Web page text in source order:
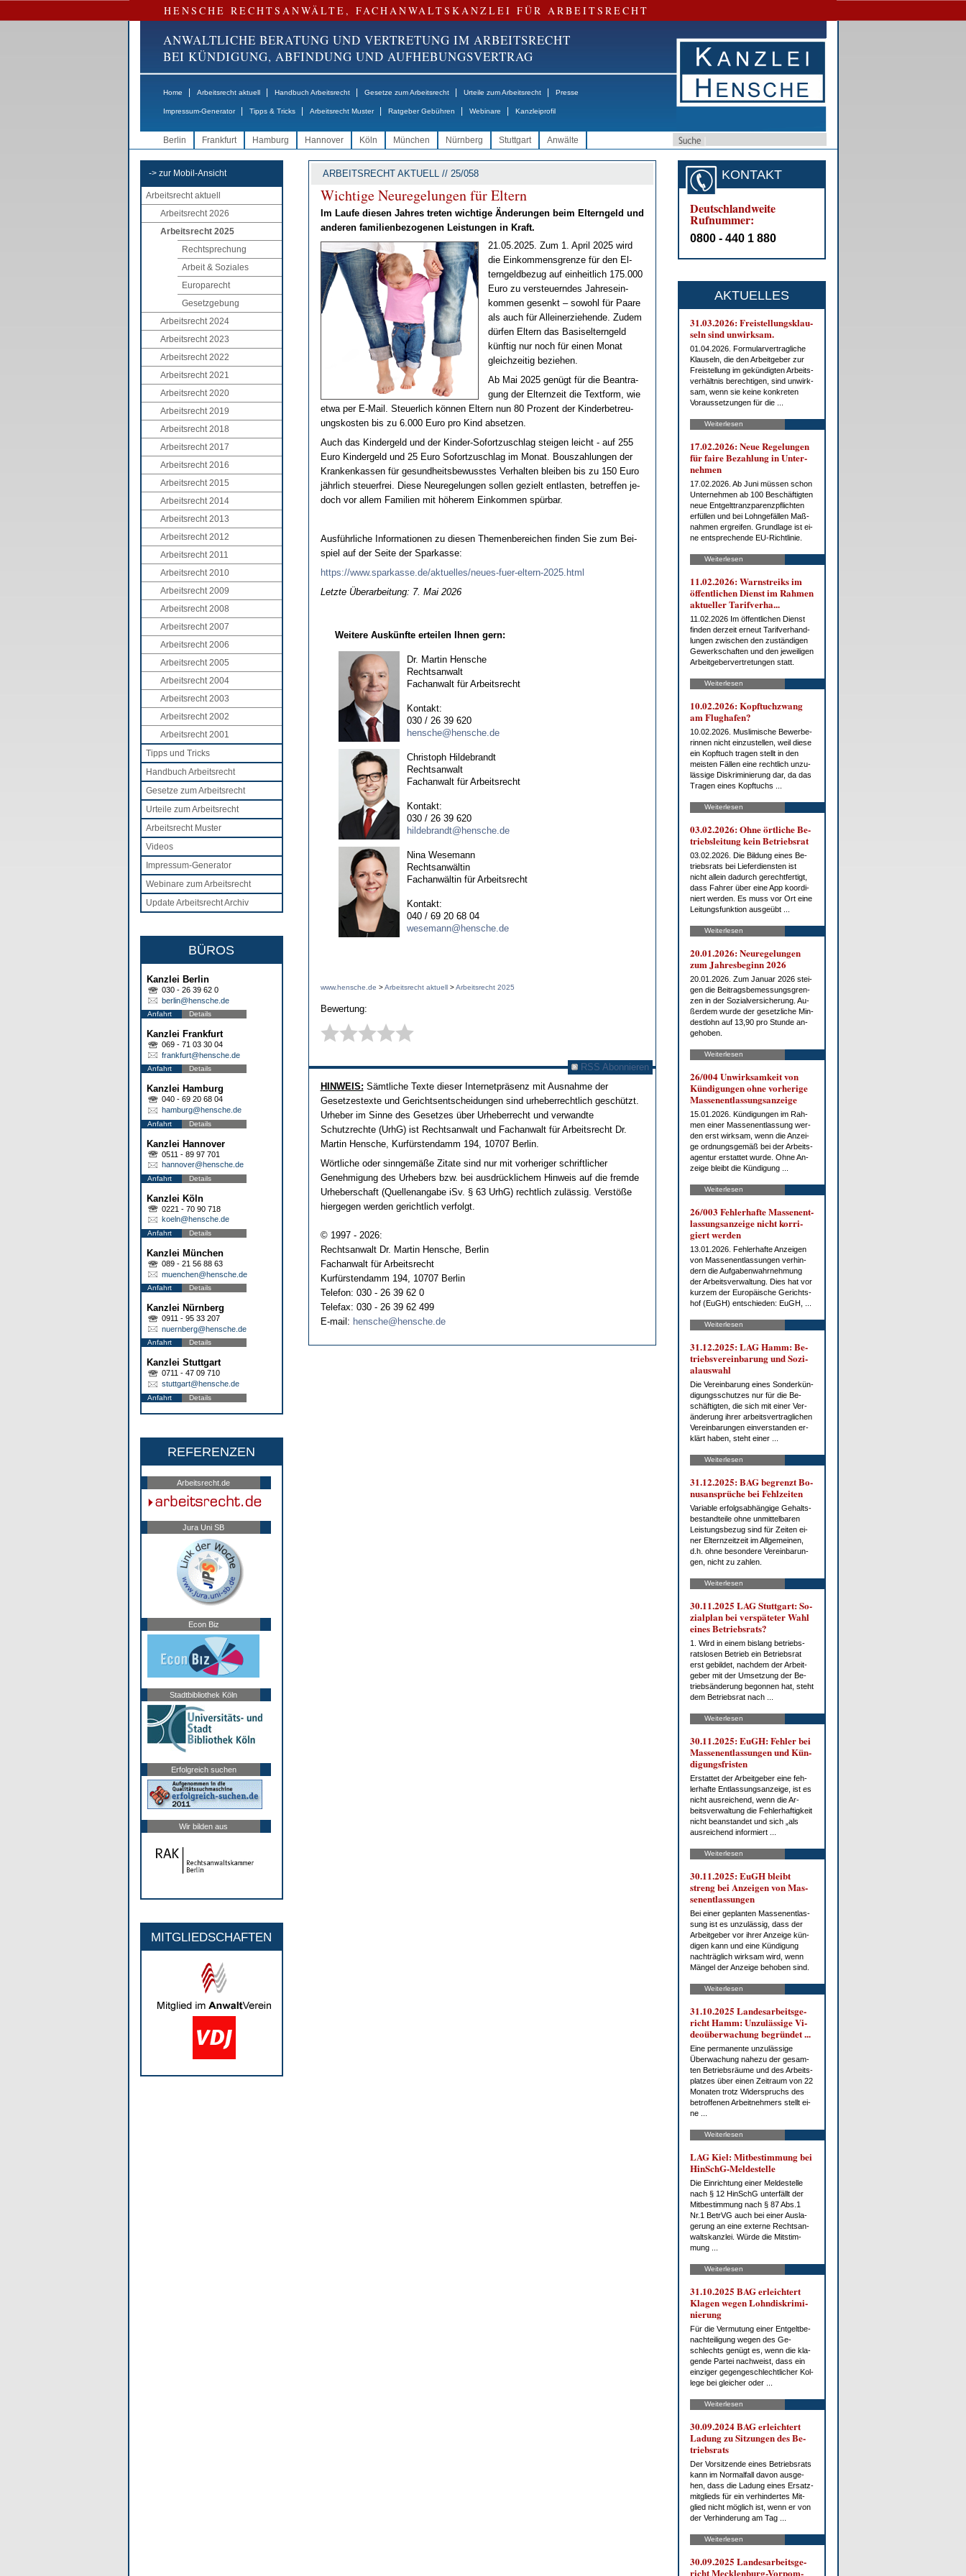
HENSCHE RECHTSANWÄLTE, FACHANWALTSKANZLEI FÜR ARBEITSRECHT
ANWALTLICHE BERATUNG UND VERTRETUNG IM ARBEITSRECHT
BEI KÜNDIGUNG, ABFINDUNG UND AUFHEBUNGSVERTRAG
Home Arbeitsrecht aktuell Handbuch Arbeitsrecht Gesetze zum Arbeitsrecht Urteile zum Arbeitsrecht Presse
Impressum-Generator Tipps & Tricks Arbeitsrecht Muster Ratgeber Gebühren Webinare Kanzleiprofil
Berlin Frankfurt Hamburg Hannover Köln München Nürnberg Stuttgart Anwälte
-> zur Mobil-Ansicht
Arbeitsrecht aktuell
Arbeitsrecht 2026
Arbeitsrecht 2025
Rechtsprechung
Arbeit & Soziales
Europarecht
Gesetzgebung
Arbeitsrecht 2024
Arbeitsrecht 2023
Arbeitsrecht 2022
Arbeitsrecht 2021
Arbeitsrecht 2020
Arbeitsrecht 2019
Arbeitsrecht 2018
Arbeitsrecht 2017
Arbeitsrecht 2016
Arbeitsrecht 2015
Arbeitsrecht 2014
Arbeitsrecht 2013
Arbeitsrecht 2012
Arbeitsrecht 2011
Arbeitsrecht 2010
Arbeitsrecht 2009
Arbeitsrecht 2008
Arbeitsrecht 2007
Arbeitsrecht 2006
Arbeitsrecht 2005
Arbeitsrecht 2004
Arbeitsrecht 2003
Arbeitsrecht 2002
Arbeitsrecht 2001
Tipps und Tricks
Handbuch Arbeitsrecht
Gesetze zum Arbeitsrecht
Urteile zum Arbeitsrecht
Arbeitsrecht Muster
Videos
Impressum-Generator
Webinare zum Arbeitsrecht
Update Arbeitsrecht Archiv
BÜROS
Kanzlei Berlin
030 - 26 39 62 0
berlin@hensche.de
Anfahrt Details
Kanzlei Frankfurt
069 - 71 03 30 04
frankfurt@hensche.de
Anfahrt Details
Kanzlei Hamburg
040 - 69 20 68 04
hamburg@hensche.de
Anfahrt Details
Kanzlei Hannover
0511 - 89 97 701
hannover@hensche.de
Anfahrt Details
Kanzlei Köln
0221 - 70 90 718
koeln@hensche.de
Anfahrt Details
Kanzlei München
089 - 21 56 88 63
muenchen@hensche.de
Anfahrt Details
Kanzlei Nürnberg
0911 - 95 33 207
nuernberg@hensche.de
Anfahrt Details
Kanzlei Stuttgart
0711 - 47 09 710
stuttgart@hensche.de
Anfahrt Details
REFERENZEN
Arbeitsrecht.de
Jura Uni SB
Econ Biz
Stadtbibliothek Köln
Erfolgreich suchen
Wir bilden aus
MITGLIEDSCHAFTEN
ARBEITSRECHT AKTUELL // 25/058
Wich­ti­ge Neu­re­ge­lun­gen für El­tern
Im Lau­fe die­sen Jah­res tre­ten wich­ti­ge Än­de­run­gen beim El­tern­geld und
an­de­ren fa­mi­li­en­be­zo­ge­nen Leis­tun­gen in Kraft.
21.05.2025. Zum 1. April 2025 wird
die Ein­kom­mens­gren­ze für den El­
tern­geld­be­zug auf ein­heit­lich 175.000
Eu­ro zu ver­steu­ern­des Jah­res­ein­
kom­men ge­senkt – so­wohl für Paa­re
als auch für Al­lein­er­zie­hen­de. Zu­dem
dür­fen El­tern das Ba­sis­el­tern­geld
künf­tig nur noch für ei­nen Mo­nat
gleich­zei­tig be­zie­hen.
Ab Mai 2025 ge­nügt für die Be­an­tra­
gung der El­tern­zeit die Text­form, wie
et­wa per E-Mail. Steu­er­lich kön­nen El­tern nun 80 Pro­zent der Kin­der­be­treu­
ungs­kos­ten bis zu 6.000 Eu­ro pro Kind ab­set­zen.
Auch das Kin­der­geld und der Kin­der-So­fort­zu­schlag stei­gen leicht - auf 255
Eu­ro Kin­der­geld und 25 Eu­ro So­fort­zu­schlag im Mo­nat. Bous­zah­lun­gen der
Kran­ken­kas­sen für ge­sund­heits­be­wuss­tes Ver­hal­ten blei­ben bis zu 150 Eu­ro
jähr­lich steu­er­frei. Die­se Neu­re­ge­lun­gen sol­len ge­zielt ent­las­ten, be­tref­fen je­
doch vor al­lem Fa­mi­li­en mit hö­he­rem Ein­kom­men spür­bar.
Aus­führ­li­che In­for­ma­tio­nen zu die­sen The­men­be­rei­chen fin­den Sie zum Bei­
spiel auf der Sei­te der Spar­kas­se:
https://www.spar­kas­se.de/ak­tu­el­les/neu­es-fu­er-el­tern-2025.html
Letzte Überarbeitung: 7. Mai 2026
Weitere Auskünfte erteilen Ihnen gern:
Dr. Martin Hensche
Rechtsanwalt
Fachanwalt für Arbeitsrecht
Kontakt:
030 / 26 39 620
hensche@hensche.de
Christoph Hildebrandt
Rechtsanwalt
Fachanwalt für Arbeitsrecht
Kontakt:
030 / 26 39 620
hildebrandt@hensche.de
Nina Wesemann
Rechtsanwältin
Fachanwältin für Arbeitsrecht
Kontakt:
040 / 69 20 68 04
wesemann@hensche.de
www.hensche.de >Arbeitsrecht aktuell >Arbeitsrecht 2025
Bewertung:
RSS Abonnieren
HINWEIS: Sämtliche Texte dieser Internetpräsenz mit Ausnahme der
Gesetzestexte und Gerichtsentscheidungen sind urheberrechtlich geschützt.
Urheber im Sinne des Gesetzes über Urheberrecht und verwandte
Schutzrechte (UrhG) ist Rechtsanwalt und Fachanwalt für Arbeitsrecht Dr.
Martin Hensche, Kurfürstendamm 194, 10707 Berlin.
Wörtliche oder sinngemäße Zitate sind nur mit vorheriger schriftlicher
Genehmigung des Urhebers bzw. bei ausdrücklichem Hinweis auf die fremde
Urheberschaft (Quellenangabe iSv. § 63 UrhG) rechtlich zulässig. Verstöße
hiergegen werden gerichtlich verfolgt.
© 1997 - 2026:
Rechtsanwalt Dr. Martin Hensche, Berlin
Fachanwalt für Arbeitsrecht
Kurfürstendamm 194, 10707 Berlin
Telefon: 030 - 26 39 62 0
Telefax: 030 - 26 39 62 499
E-mail: hensche@hensche.de
KONTAKT
Deutschlandweite
Rufnummer:
0800 - 440 1 880
AKTUELLES
31.03.2026: Frei­stel­lungs­klau­
seln sind un­wirk­sam.
01.04.2026. For­mu­lar­ver­trag­li­che
Klau­seln, die den Ar­beit­ge­ber zur
Frei­stel­lung im ge­kün­dig­ten Ar­beits­
ver­hält­nis be­rech­ti­gen, sind un­wirk­
sam, wenn sie kei­ne kon­kre­ten
Vor­aus­set­zun­gen für die ...
Weiterlesen
17.02.2026: Neue Re­ge­lun­gen
für fai­re Be­zah­lung in Un­ter­
neh­men
17.02.2026. Ab Ju­ni müs­sen schon
Un­ter­neh­men ab 100 Be­schäf­tig­ten
neue Ent­gelt­tranz­pa­renz­pflich­ten
er­fül­len und bei Lohn­ge­fäl­len Maß­
nah­men er­grei­fen. Grund­la­ge ist ei­
ne ent­spre­chen­de EU-Richt­li­nie.
Weiterlesen
11.02.2026: Warn­streiks im
öf­fent­li­chen Dienst im Rah­men
ak­tu­el­ler Ta­rif­ver­ha...
11.02.2026 Im öf­fent­li­chen Dienst
fin­den der­zeit er­neut Ta­rif­ver­hand­
lun­gen zwi­schen den zu­stän­di­gen
Ge­werk­schaf­ten und den je­wei­li­gen
Ar­beit­ge­ber­ver­tre­tun­gen statt.
Weiterlesen
10.02.2026: Kopf­tuch­zwang
am Flug­ha­fen?
10.02.2026. Mus­li­mi­sche Be­wer­be­
rin­nen nicht ein­zu­stel­len, weil die­se
ein Kopf­tuch tra­gen stellt in den
meis­ten Fäl­len ei­ne recht­lich un­zu­
läs­si­ge Dis­kri­mi­nie­rung dar, da das
Tra­gen ei­nes Kopf­tuchs ...
Weiterlesen
03.02.2026: Oh­ne ört­li­che Be­
triebs­lei­tung kein Be­triebs­rat
03.02.2026. Die Bil­dung ei­nes Be­
triebs­rats bei Lie­fer­diens­ten ist
nicht al­lein da­durch ge­recht­fer­tigt,
dass Fah­rer über ei­ne App ko­or­di­
niert wer­den. Es muss vor Ort ei­ne
Lei­tungs­funk­ti­on aus­ge­übt ...
Weiterlesen
20.01.2026: Neu­re­ge­lun­gen
zum Jah­res­be­ginn 2026
20.01.2026. Zum Ja­nu­ar 2026 stei­
gen die Bei­trags­be­mes­sungs­gren­
zen in der So­zi­al­ver­si­che­rung. Au­
ßer­dem wur­de der ge­setz­li­che Min­
dest­lohn auf 13,90 pro St­un­de an­
ge­ho­ben.
Weiterlesen
26/004 Un­wirk­sam­keit von
Kün­di­gun­gen oh­ne vor­he­ri­ge
Mas­sen­ent­las­sungs­an­zei­ge
15.01.2026. Kün­di­gun­gen im Rah­
men ei­ner Mas­sen­ent­las­sung wer­
den erst wirk­sam, wenn die An­zei­
ge ord­nungs­ge­mäß bei der Ar­beits­
agen­tur er­stat­tet wur­de. Oh­ne An­
zei­ge bleibt die Kün­di­gung ...
Weiterlesen
26/003 Feh­ler­haf­te Mas­sen­ent­
las­sungs­an­zei­ge nicht kor­ri­
giert wer­den
13.01.2026. Feh­ler­haf­te An­zei­gen
von Mas­sen­ent­las­sun­gen ver­hin­
dern die Auf­ga­ben­wahr­neh­mung
der Ar­beits­ver­wal­tung. Dies hat vor
kur­zem der Eu­ro­päi­sche Ge­richts­
hof (EuGH) ent­schie­den: EuGH, ...
Weiterlesen
31.12.2025: LAG Hamm: Be­
triebs­ver­ein­ba­rung und So­zi­
al­aus­wahl
Die Ver­ein­ba­rung ei­nes Son­der­kün­
di­gungs­schut­zes nur für die Be­
schäf­tig­ten, die sich mit ei­ner Ver­
än­de­rung ih­rer ar­beits­ver­trag­li­chen
Ver­ein­ba­run­gen ein­ver­stan­den er­
klärt ha­ben, steht ei­ner ...
Weiterlesen
31.12.2025: BAG be­grenzt Bo­
nus­an­sprü­che bei Fehl­zei­ten
Va­ria­ble er­folgs­ab­hän­gi­ge Ge­halts­
be­stand­tei­le oh­ne un­mit­tel­ba­ren
Leis­tungs­be­zug sind für Zei­ten ei­
ner El­tern­zeit­zeit im All­ge­mei­nen,
d.h. oh­ne be­son­de­re Ver­ein­ba­run­
gen, nicht zu zah­len.
Weiterlesen
30.11.2025 LAG Stutt­gart: So­
zi­al­plan bei ver­spä­te­ter Wahl
ei­nes Be­triebs­rats?
1. Wird in ei­nem bis­lang be­triebs­
rats­lo­sen Be­trieb ein Be­triebs­rat
erst ge­bil­det, nach­dem der Ar­beit­
ge­ber mit der Um­set­zung der Be­
trieb­s­än­de­rung be­gon­nen hat, steht
dem Be­triebs­rat nach ...
Weiterlesen
30.11.2025: EuGH: Feh­ler bei
Mas­sen­ent­las­sun­gen und Kün­
di­gungs­fris­ten
Er­stat­tet der Ar­beit­ge­ber ei­ne feh­
ler­haf­te Ent­las­sungs­an­zei­ge, ist es
nicht aus­rei­chend, wenn die Ar­
beits­ver­wal­tung die Feh­ler­haf­tig­keit
nicht be­an­stan­det und sich „als
aus­rei­chend in­for­miert ...
Weiterlesen
30.11.2025: EuGH bleibt
streng bei An­zei­gen von Mas­
sen­ent­las­sun­gen
Bei ei­ner ge­plan­ten Mas­sen­ent­las­
sung ist es un­zu­läs­sig, dass der
Ar­beit­ge­ber vor ih­rer An­zei­ge kün­
di­gen kann und ei­ne Kün­di­gung
nach­träg­lich wirk­sam wird, wenn
Män­gel der An­zei­ge be­ho­ben sind.
Weiterlesen
31.10.2025 Lan­des­ar­beits­ge­
richt Hamm: Un­zu­läs­si­ge Vi­
deo­über­wa­chung be­grün­det ...
Ei­ne per­ma­nen­te un­zu­läs­si­ge
Über­wa­chung na­he­zu der ge­sam­
ten Be­triebs­räu­me und des Ar­beits­
plat­zes über ei­nen Zeit­raum von 22
Mo­na­ten trotz Wi­der­spruchs des
be­trof­fe­nen Ar­beit­neh­mers stellt ei­
ne ...
Weiterlesen
LAG Kiel: Mit­be­stim­mung bei
HinSchG-Mel­de­stel­le
Die Ein­rich­tung ei­ner Mel­de­stel­le
nach § 12 HinSchG un­ter­fällt der
Mit­be­stim­mung nach § 87 Abs.1
Nr.1 Be­trVG auch bei ei­ner Aus­la­
ge­rung an ei­ne ex­ter­ne Rechts­an­
walts­kanz­lei. Wür­de die Mit­stim­
mung ...
Weiterlesen
31.10.2025 BAG er­leich­tert
Kla­gen we­gen Lohn­dis­kri­mi­
nie­rung
Für die Ver­mu­tung ei­ner Ent­gelt­be­
nach­tei­li­gung we­gen des Ge­
schlechts ge­nügt es, wenn die kla­
gen­de Par­tei nach­weist, dass ein
ein­zi­ger ge­gen­ge­schlecht­li­cher Kol­
le­ge bei glei­cher oder ...
Weiterlesen
30.09.2024 BAG er­leich­tert
La­dung zu Sit­zun­gen des Be­
triebs­rats
Der Vor­sit­zen­de ei­nes Be­triebs­rats
kann im Nor­mal­fall da­von aus­ge­
hen, dass die La­dung ei­nes Er­satz­
mit­glieds für ein ver­hin­der­tes Mit­
glied nicht mög­lich ist, wenn er von
der Ver­hin­de­rung am Tag ...
Weiterlesen
30.09.2025 Lan­des­ar­beits­ge­
richt Meck­len­burg-Vor­pom­